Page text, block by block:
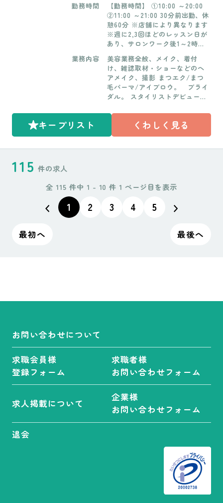
・茨木エメ店 ・阿倍野店 ・石橋
店 ※最低賃金以上※要相談 ・塚
口店 ・三田ルズ店(シャンプー、
ブロー、カラー塗布など技術に
応じて昇給有り) ※最低賃金以上
※要相談 ・宝塚店 時給1,130円
（最低賃金以上）※要相談 [2]東
京都・神奈川県 月給238,500円
基本給206,500円＋見込み残業代
32,000円（20時間分） ＋交通費
000円 [3]沖縄県 月給215,000円
基本給185,000円＋見込み残業代
30,000円（22時間分） ＋交通費
000円 ＜別途支給＞ ・アイパー
勤務時間
【勤務時間】 ①10:00 ～20:00
②11:00 ～21:00 30分前出勤、休
憩60分 ※店舗により異なります
※週に2,3回ほどのレッスン日が
あり、サロンワーク後1～2時間
働時間］8時間(年間2088時間)
【学生時のアルバイト】 最低勤
務日数、時間 ▼茨木エメ店 日
数・・週1日から勤務ＯＫ 時
間・・5時間＋休憩1時間10:00〜
野店、塚口店 日数・・週2日か
ら勤務OKですが、最低週1は土
日どちらか勤務して欲しいで
す。平日放課後ＯＫ 要相談 時
ら勤務OK、土日歓迎、平日放課
橋店 日数・・週1日から勤務Ｏ
Ｋ 時間・・4時間＋30分休憩、1
宝塚店 日数・・ 週1日から勤務
業務内容
美容業務全般、メイク、着付
け、雑誌取材・ショーなどのヘ
アメイク、撮影 まつエク/まつ
毛パーマ/アイブロウ。 ブライ
ダル。 スタイリストデビューま
キープリスト くわしく見る
115 件の求人
全 115 件中 1 - 10 件 1 ページ目を表示
最初へ
1 2 3 4 5
最後へ
お問い合わせについて
求職会員様
登録フォーム
求職者様
お問い合わせフォーム
求人掲載について
企業様
お問い合わせフォーム
退会